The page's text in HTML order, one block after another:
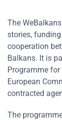
The
stories,
cooperation
Balkans. It is
Programme
European
contracted
The